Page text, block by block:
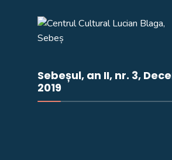
Sebeșul, an II, nr. 3,
2019